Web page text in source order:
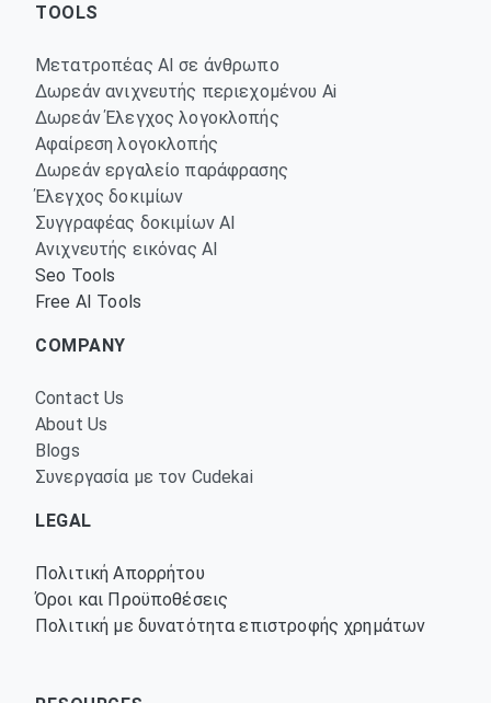
TOOLS
Μετατροπέας AI σε άνθρωπο
Δωρεάν ανιχνευτής περιεχομένου Ai
Δωρεάν Έλεγχος λογοκλοπής
Αφαίρεση λογοκλοπής
Δωρεάν εργαλείο παράφρασης
Έλεγχος δοκιμίων
Συγγραφέας δοκιμίων AI
Ανιχνευτής εικόνας AI
Seo Tools
Free AI Tools
COMPANY
Contact Us
About Us
Blogs
Συνεργασία με τον Cudekai
LEGAL
Πολιτική Απορρήτου
Όροι και Προϋποθέσεις
Πολιτική με δυνατότητα επιστροφής χρημάτων